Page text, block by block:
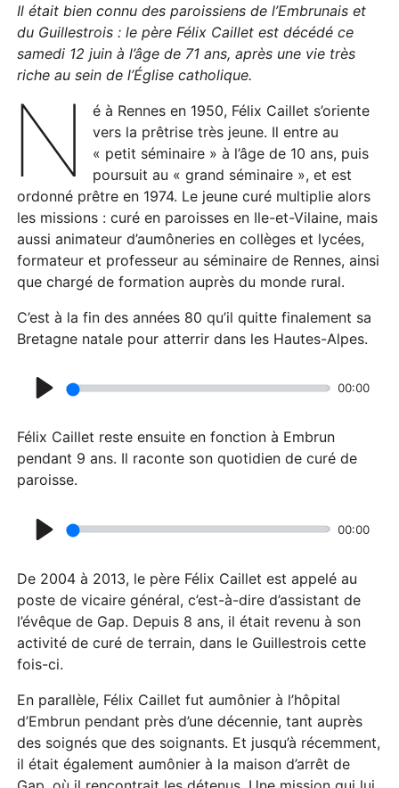
Il était bien connu des paroissiens de l’Embrunais et
du Guillestrois :le père Félix Caillet est décédé ce
samedi 12 juin à l’âge de 71 ans, après une vie très
riche au sein de l’Église catholique.
N
é à Rennes en 1950, Félix Caillet s’oriente
vers la prêtrise très jeune. Il entre au
« petit séminaire » à l’âge de 10 ans, puis
poursuit au « grand séminaire », et est
ordonné prêtre en 1974. Le jeune curé multiplie alors
les missions : curé en paroisses en Ile-et-Vilaine, mais
aussi animateur d’aumôneries en collèges et lycées,
formateur et professeur au séminaire de Rennes, ainsi
que chargé de formation auprès du monde rural.
C’est à la fin des années 80 qu’il quitte finalement sa
Bretagne natale pour atterrir dans les Hautes-Alpes.
l
a
y
00:00
Félix Caillet reste ensuite en fonction à Embrun
pendant 9 ans. Il raconte son quotidien de curé de
paroisse.
l
a
y
00:00
De 2004 à 2013, le père Félix Caillet est appelé au
poste de vicaire général, c’est-à-dire d’assistant de
l’évêque de Gap. Depuis 8 ans, il était revenu à son
activité de curé de terrain, dans le Guillestrois cette
fois-ci.
En parallèle, Félix Caillet fut aumônier à l’hôpital
d’Embrun pendant près d’une décennie, tant auprès
des soignés que des soignants. Et jusqu’à récemment,
il était également aumônier à la maison d’arrêt de